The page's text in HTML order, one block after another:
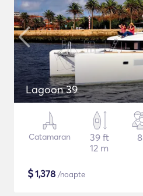
Lagoon 39
Catamaran
39 ft
12 m
8
$1,378 /noapte